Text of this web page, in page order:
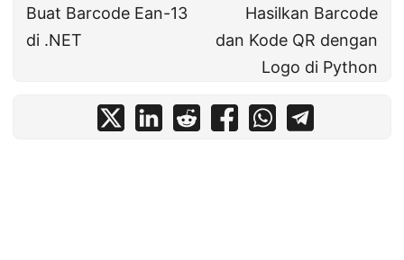
Buat Barcode Ean-13
di .NET
Hasilkan Barcode
dan Kode QR dengan
Logo di Python